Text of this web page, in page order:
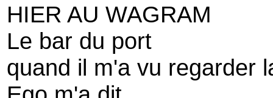
HIER AU WAGRAM
Le bar du port
quand il m'a vu regarder